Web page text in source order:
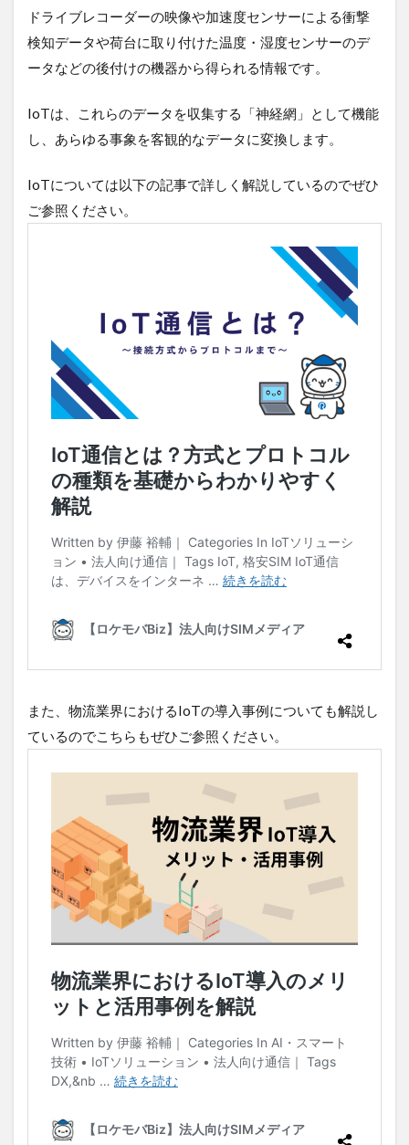
ドライブレコーダーの映像や加速度センサーによる衝撃
検知データや荷台に取り付けた温度・湿度センサーのデ
ータなどの後付けの機器から得られる情報です。
IoTは、これらのデータを収集する「神経網」として機能
し、あらゆる事象を客観的なデータに変換します。
IoTについては以下の記事で詳しく解説しているのでぜひ
ご参照ください。
また、物流業界におけるIoTの導入事例についても解説し
ているのでこちらもぜひご参照ください。